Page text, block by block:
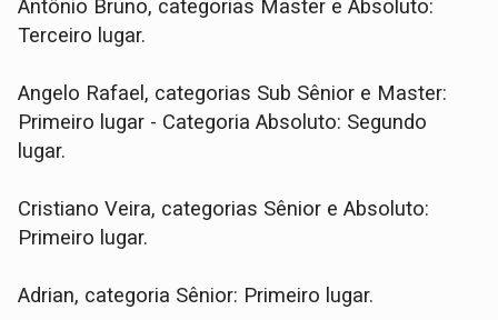
Antônio Bruno, categorias Master e Absoluto:
Terceiro lugar.
Angelo Rafael, categorias Sub Sênior e Master:
Primeiro lugar - Categoria Absoluto: Segundo
lugar.
Cristiano Veira, categorias Sênior e Absoluto:
Primeiro lugar.
Adrian, categoria Sênior: Primeiro lugar.